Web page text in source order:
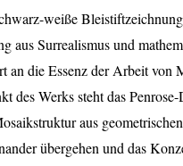
weiße
aus Surrealismus und
an die Essenz der Arbeit von
des Werks steht das
aus
übergehen und das